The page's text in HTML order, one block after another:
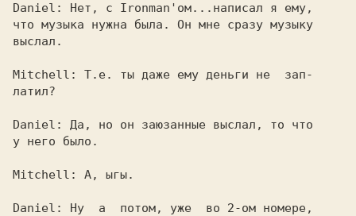
Daniel: Нет, с Ironman' ом...написал я ему,
что музыка нужна была. Он мне сразу музыку
выслал.
Mitchell: Т.е. ты даже ему деньги не  зап-
латил?
Daniel: Да, но он заюзанные выслал, то что
у него было.
Mitchell: А, ыгы.
Daniel: Ну  а  потом, уже  во 2-ом номере,